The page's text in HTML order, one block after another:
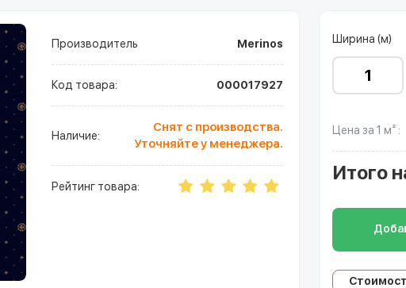
Производитель Merinos
Код товара: 000017927
Наличие:
Снят с производства.
Уточняйте у менеджера.
Рейтинг товара:
Ширина (м)
Цена за 1 м² :
Итого